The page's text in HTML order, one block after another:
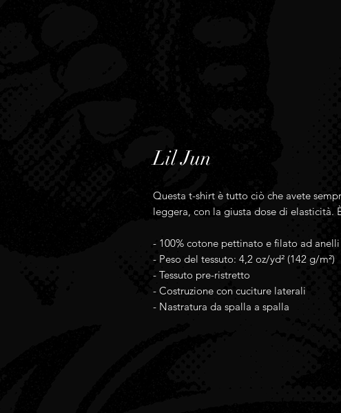
Lil Jun
Questa t-shirt è tutto ciò che avete
leggera, con la giusta dose di elasticità.
- 100% cotone pettinato e filato ad
- Peso del tessuto: 4,2 oz/yd² (142 g/m²)
- Tessuto pre-ristretto
- Costruzione con cuciture laterali
- Nastratura da spalla a spalla